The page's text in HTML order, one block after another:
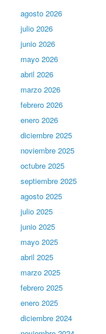
agosto 2026
julio 2026
junio 2026
mayo 2026
abril 2026
marzo 2026
febrero 2026
enero 2026
diciembre 2025
noviembre 2025
octubre 2025
septiembre 2025
agosto 2025
julio 2025
junio 2025
mayo 2025
abril 2025
marzo 2025
febrero 2025
enero 2025
diciembre 2024